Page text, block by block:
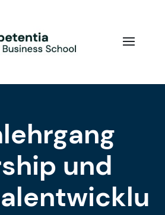
und